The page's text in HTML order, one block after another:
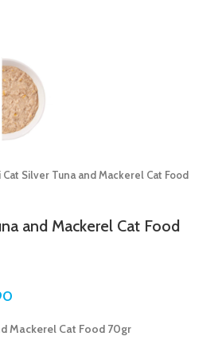
Cat Silver Tuna and Mackerel Cat Food
and Mackerel Cat Food
Mackerel Cat Food 70gr